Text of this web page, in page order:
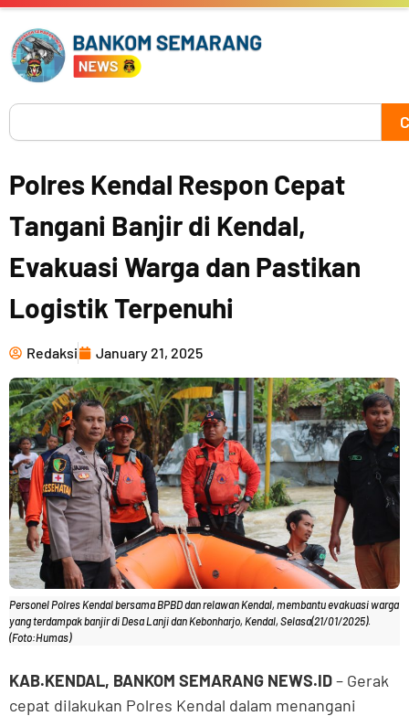
Skip
content
Search
Polres Kendal Respon Cepat
Tangani Banjir di Kendal,
Evakuasi Warga dan Pastikan
Logistik Terpenuhi
Redaksi January 21, 2025
Personel Polres Kendal bersama BPBD dan relawan Kendal, membantu evakuasi warga
yang terdampak banjir di Desa Lanji dan Kebonharjo, Kendal, Selasa(21/01/2025).
(Foto:Humas)
KAB.KENDAL, BANKOM SEMARANG NEWS.ID– Gerak
cepat dilakukan Polres Kendal dalam menangani